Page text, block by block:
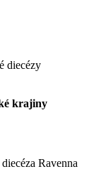
diecézy
krajiny
diecéza Ravenna